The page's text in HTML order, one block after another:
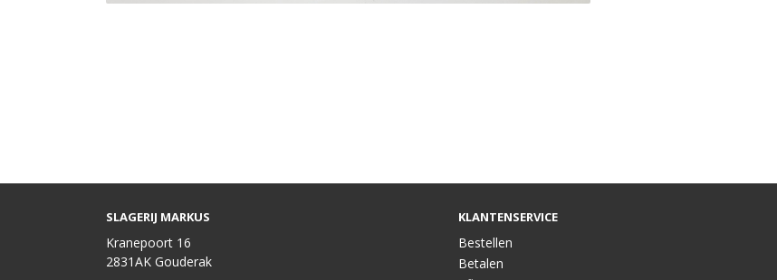
SLAGERIJ MARKUS
Kranepoort 16
2831AK Gouderak
KLANTENSERVICE
Bestellen
Betalen